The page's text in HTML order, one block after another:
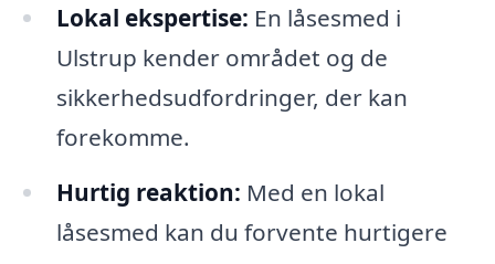
Lokal ekspertise: En låsesmed i
Ulstrup kender området og de
sikkerhedsudfordringer, der kan
forekomme.
Hurtig reaktion: Med en lokal
låsesmed kan du forvente hurtigere